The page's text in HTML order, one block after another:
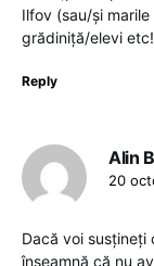
Ilfov (sau/și
grădiniță/elevi etc!
Reply
Alin B
20
Dacă voi susțineți
înseamnă că nu